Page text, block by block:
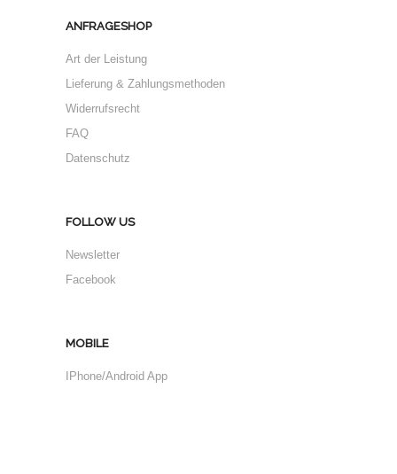
ANFRAGESHOP
Art der Leistung
Lieferung & Zahlungsmethoden
Widerrufsrecht
FAQ
Datenschutz
FOLLOW US
Newsletter
Facebook
MOBILE
IPhone/Android App